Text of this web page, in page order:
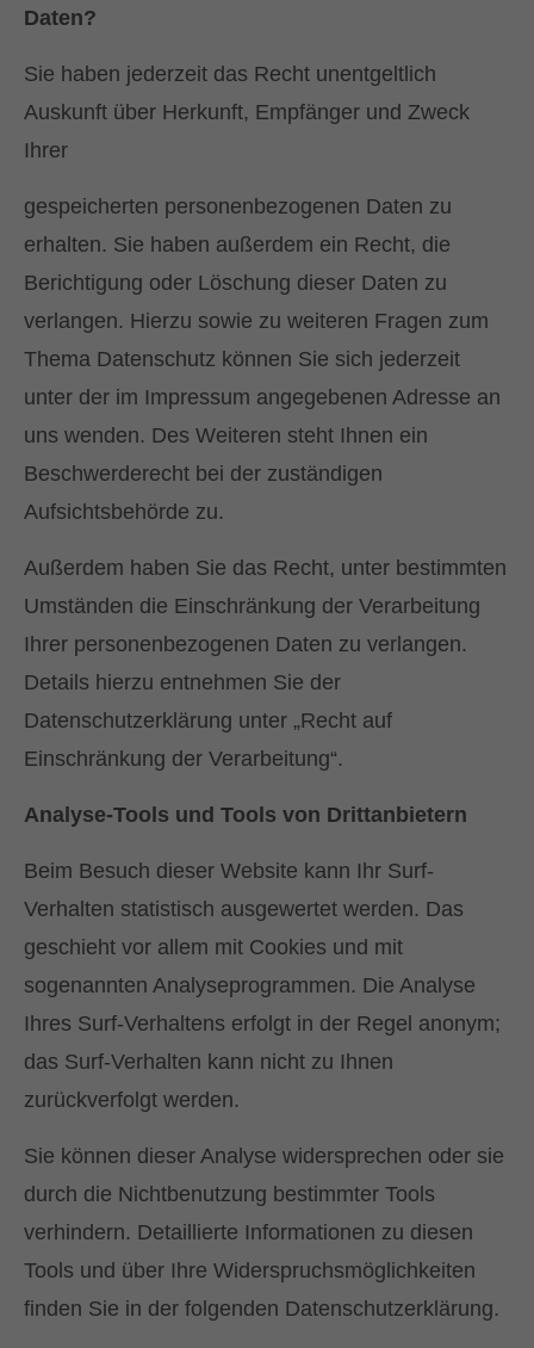
Daten?
Sie haben jederzeit das Recht unentgeltlich
Auskunft über Herkunft, Empfänger und Zweck
Ihrer
gespeicherten personenbezogenen Daten zu
erhalten. Sie haben außerdem ein Recht, die
Berichtigung oder Löschung dieser Daten zu
verlangen. Hierzu sowie zu weiteren Fragen zum
Thema Datenschutz können Sie sich jederzeit
unter der im Impressum angegebenen Adresse an
uns wenden. Des Weiteren steht Ihnen ein
Beschwerderecht bei der zuständigen
Aufsichtsbehörde zu.
Außerdem haben Sie das Recht, unter bestimmten
Umständen die Einschränkung der Verarbeitung
Ihrer personenbezogenen Daten zu verlangen.
Details hierzu entnehmen Sie der
Datenschutzerklärung unter „Recht auf
Einschränkung der Verarbeitung“.
Analyse-Tools und Tools von Drittanbietern
Beim Besuch dieser Website kann Ihr Surf-
Verhalten statistisch ausgewertet werden. Das
geschieht vor allem mit Cookies und mit
sogenannten Analyseprogrammen. Die Analyse
Ihres Surf-Verhaltens erfolgt in der Regel anonym;
das Surf-Verhalten kann nicht zu Ihnen
zurückverfolgt werden.
Sie können dieser Analyse widersprechen oder sie
durch die Nichtbenutzung bestimmter Tools
verhindern. Detaillierte Informationen zu diesen
Tools und über Ihre Widerspruchsmöglichkeiten
finden Sie in der folgenden Datenschutzerklärung.